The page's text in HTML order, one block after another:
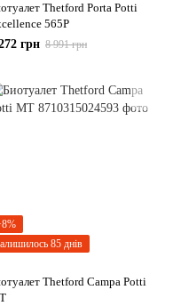
Thetford Porta Potti
565P
грн 8 991 грн
85 днів
Thetford Campa Potti